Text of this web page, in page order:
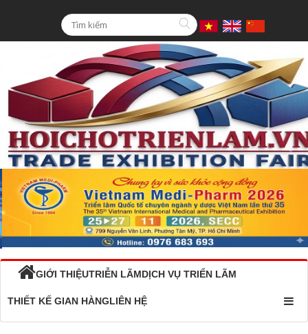
GIỚI THIỆUTRIỄN LÃMDỊCH VỤ TRIỂN LÃM
THIẾT KẾ GIAN HÀNGLIÊN HỆ